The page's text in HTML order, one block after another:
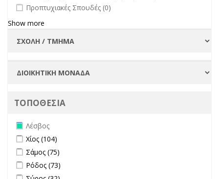
undefined
Προπτυχιακές Σπουδές (0)
Show more
ΤΟΠΟΘΕΣΙΑ
Remove Λέσβος filter
Λέσβος
Apply Χίος filter
Χίος (104)
Apply Σάμος filter
Σάμος (75)
Apply Ρόδος filter
Ρόδος (73)
Apply Σύρος filter